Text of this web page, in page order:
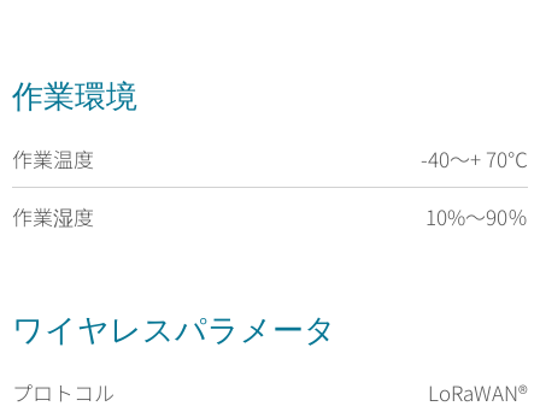
作業環境
作業温度
-40〜+ 70℃
作業湿度
10%〜90％
ワイヤレスパラメータ
プロトコル
LoRaWAN®